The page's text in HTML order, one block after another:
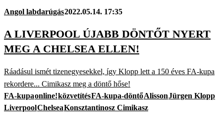
Angol labdarúgás2022.05.14. 17:35
A LIVERPOOL ÚJABB DÖNTŐT NYERT
MEG A CHELSEA ELLEN!
Ráadásul ismét tizenegyesekkel, így Klopp lett a 150 éves FA-kupa
rekordere... Cimikasz meg a döntő hőse!
FA-kupaonline!közvetítésFA-kupa-döntőAlissonJürgen Klopp
LiverpoolChelseaKonsztantinosz Cimikasz